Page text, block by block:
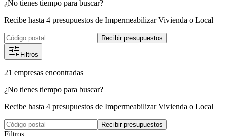
¿No tienes tiempo para buscar?
Recibe hasta 4 presupuestos de Impermeabilizar Vivienda o Local
Recibir presupuestos
Filtros
21 empresas encontradas
¿No tienes tiempo para buscar?
Recibe hasta 4 presupuestos de Impermeabilizar Vivienda o Local
Recibir presupuestos
Filtros